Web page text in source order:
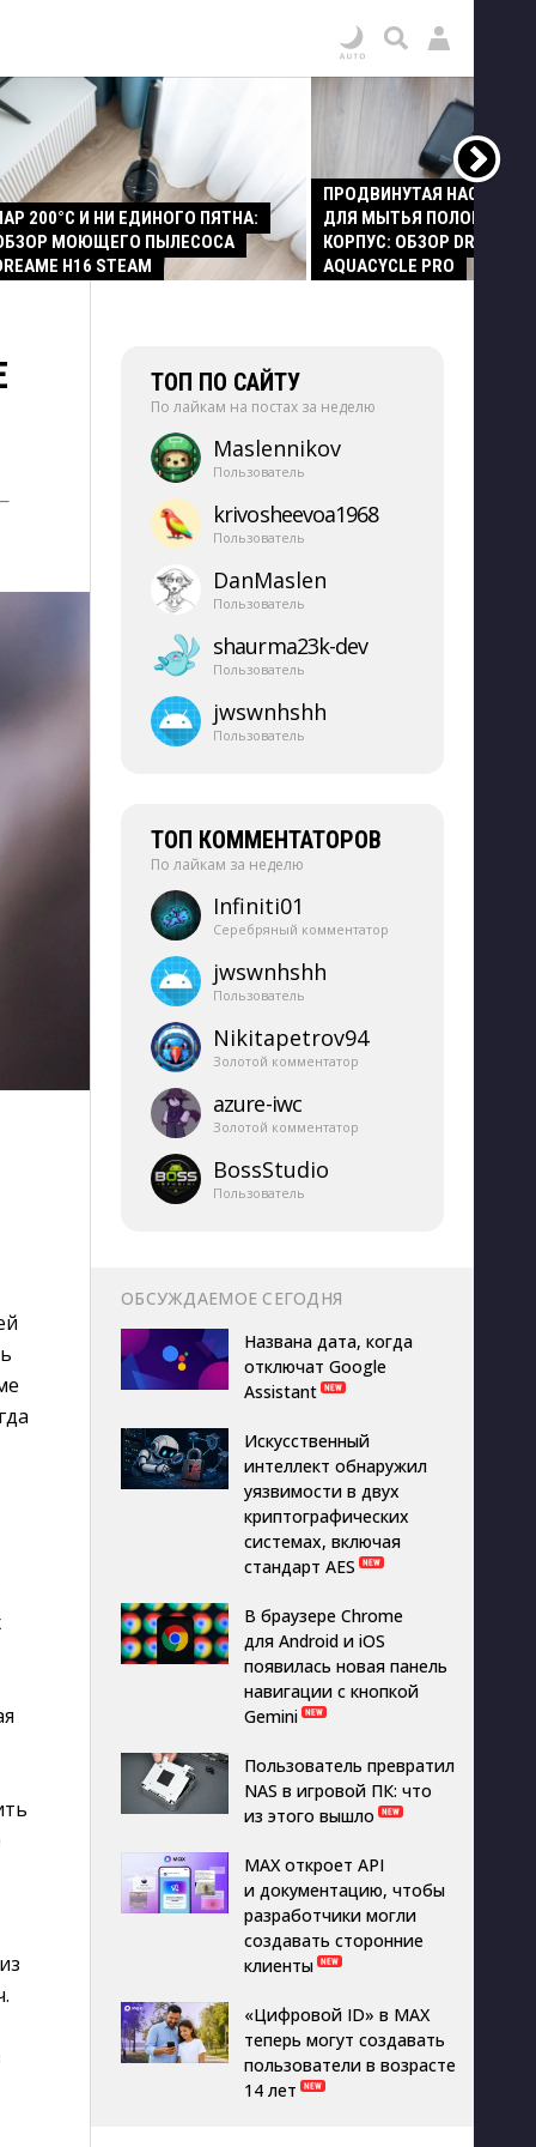
200°C И НИ ЕДИНОГО ПЯТНА:
МОЮЩЕГО ПЫЛЕСОСА
H16 STEAM
ПРОДВИНУТАЯ НАСАДКА
ДЛЯ МЫТЬЯ ПОЛОВ И
КОРПУС: ОБЗОР DREAME
AQUACYCLE PRO
ТОП ПО САЙТУ
По лайкам на постах за неделю
Maslennikov
Пользователь
krivosheevoa1968
Пользователь
DanMaslen
Пользователь
shaurma23k-​dev
Пользователь
jwswnhshh
Пользователь
ТОП КОММЕНТАТОРОВ
По лайкам за неделю
Infiniti01
Серебряный комментатор
jwswnhshh
Пользователь
Nikitapetrov94
Золотой комментатор
azure-​iwc
Золотой комментатор
BossStudio
Пользователь
ОБСУЖДАЕМОЕ СЕГОДНЯ
Названа дата, когда
отключат Google
Assistant
Искусственный
интеллект обнаружил
уязвимости в двух
криптографических
системах, включая
стандарт AES
В браузере Chrome
для Android и iOS
появилась новая панель
навигации с кнопкой
Gemini
Пользователь превратил
NAS в игровой ПК: что
из этого вышло
MAX откроет API
и документацию, чтобы
разработчики могли
создавать сторонние
клиенты
«Цифровой ID» в MAX
теперь могут создавать
пользователи в возрасте
14 лет